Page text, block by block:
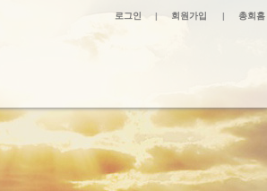
로그인 | 회원가입 | 총회홈